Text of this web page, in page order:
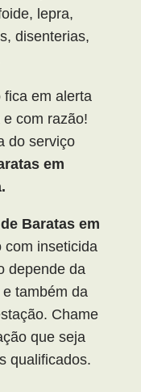
lepra,
disenterias,
em alerta
com razão!
do serviço
em
Baratas em
inseticida
depende da
também da
Chame
que seja
qualificados.